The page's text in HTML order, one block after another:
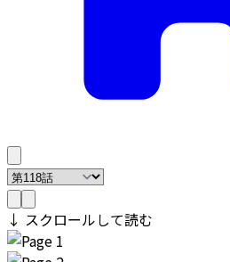
↓ スクロールして読む